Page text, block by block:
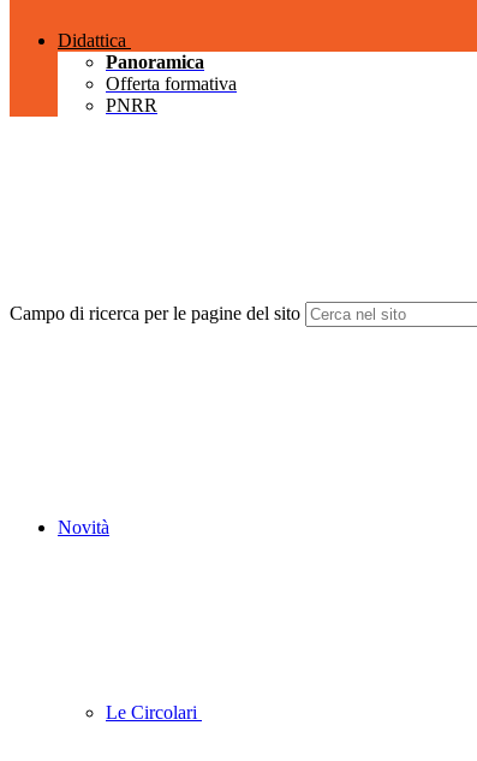
Didattica
Panoramica
Offerta formativa
PNRR
Campo di ricerca per le pagine del sito
Novità
Le Circolari